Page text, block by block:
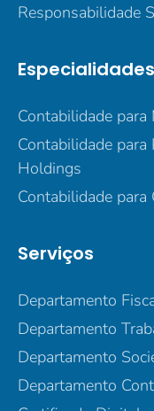
Responsabilidade
Especialidades
Contabilidade para
Contabilidade para
Holdings
Contabilidade para
Serviços
Departamento
Departamento
Departamento
Departamento